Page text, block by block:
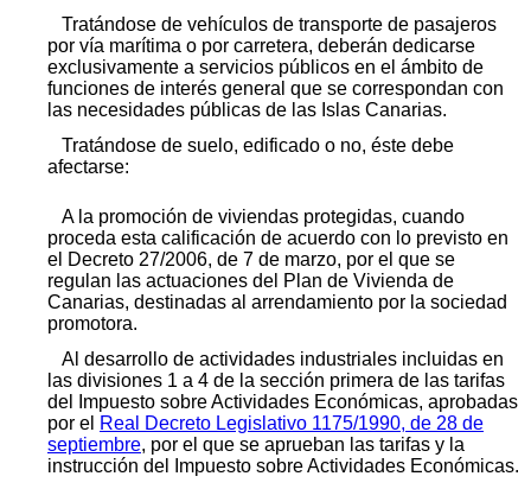
Tratándose de vehículos de transporte de pasajeros
por vía marítima o por carretera, deberán dedicarse
exclusivamente a servicios públicos en el ámbito de
funciones de interés general que se correspondan con
las necesidades públicas de las Islas Canarias.
Tratándose de suelo, edificado o no, éste debe
afectarse:
A la promoción de viviendas protegidas, cuando
proceda esta calificación de acuerdo con lo previsto en
el Decreto 27/2006, de 7 de marzo, por el que se
regulan las actuaciones del Plan de Vivienda de
Canarias, destinadas al arrendamiento por la sociedad
promotora.
Al desarrollo de actividades industriales incluidas en
las divisiones 1 a 4 de la sección primera de las tarifas
del Impuesto sobre Actividades Económicas, aprobadas
por el Real Decreto Legislativo 1175/1990, de 28 de
septiembre, por el que se aprueban las tarifas y la
instrucción del Impuesto sobre Actividades Económicas.